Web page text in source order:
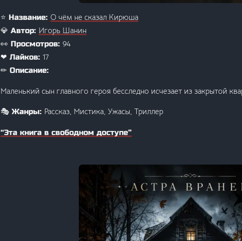
⭐ Название: О чём не сказал Кирюша
💎 Автор: Игорь Шанин
👀 Просмотров: 94
❤ Лайков: 17
✏ Описание:
Маленький сын главного героя бесследно исчезает из закрытой
🎭 Жанры: Рассказ, Мистика, Ужасы, Триллер
“Эта книга в свободном доступе”